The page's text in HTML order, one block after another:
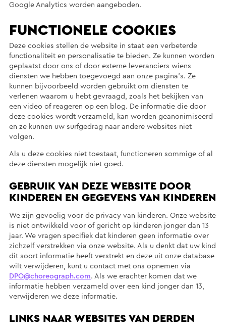
Google Analytics worden aangeboden.
FUNCTIONELE COOKIES
Deze cookies stellen de website in staat een verbeterde
functionaliteit en personalisatie te bieden. Ze kunnen worden
geplaatst door ons of door externe leveranciers wiens
diensten we hebben toegevoegd aan onze pagina’s. Ze
kunnen bijvoorbeeld worden gebruikt om diensten te
verlenen waarom u hebt gevraagd, zoals het bekijken van
een video of reageren op een blog. De informatie die door
deze cookies wordt verzameld, kan worden geanonimiseerd
en ze kunnen uw surfgedrag naar andere websites niet
volgen.
Als u deze cookies niet toestaat, functioneren sommige of al
deze diensten mogelijk niet goed.
GEBRUIK VAN DEZE WEBSITE DOOR
KINDEREN EN GEGEVENS VAN KINDEREN
We zijn gevoelig voor de privacy van kinderen. Onze website
is niet ontwikkeld voor of gericht op kinderen jonger dan 13
jaar. We vragen specifiek dat kinderen geen informatie over
zichzelf verstrekken via onze website. Als u denkt dat uw kind
dit soort informatie heeft verstrekt en deze uit onze database
wilt verwijderen, kunt u contact met ons opnemen via
DPO@choreograph.com. Als we erachter komen dat we
informatie hebben verzameld over een kind jonger dan 13,
verwijderen we deze informatie.
LINKS NAAR WEBSITES VAN DERDEN